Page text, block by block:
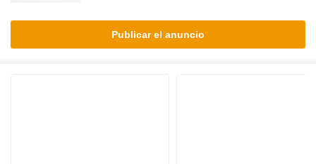
Publicar el anuncio